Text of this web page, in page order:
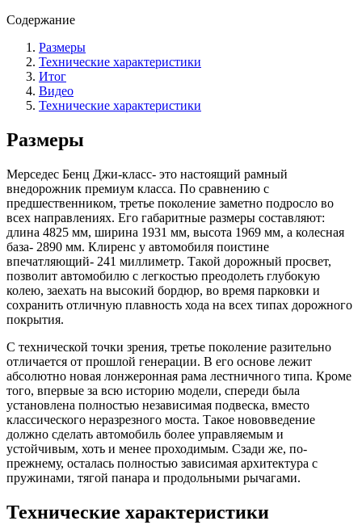
Содержание
Размеры
Технические характеристики
Итог
Видео
Технические характеристики
Размеры
Мерседес Бенц Джи-класс- это настоящий рамный
внедорожник премиум класса. По сравнению с
предшественником, третье поколение заметно подросло во
всех направлениях. Его габаритные размеры составляют:
длина 4825 мм, ширина 1931 мм, высота 1969 мм, а колесная
база- 2890 мм. Клиренс у автомобиля поистине
впечатляющий- 241 миллиметр. Такой дорожный просвет,
позволит автомобилю с легкостью преодолеть глубокую
колею, заехать на высокий бордюр, во время парковки и
сохранить отличную плавность хода на всех типах дорожного
покрытия.
С технической точки зрения, третье поколение разительно
отличается от прошлой генерации. В его основе лежит
абсолютно новая лонжеронная рама лестничного типа. Кроме
того, впервые за всю историю модели, спереди была
установлена полностью независимая подвеска, вместо
классического неразрезного моста. Такое нововведение
должно сделать автомобиль более управляемым и
устойчивым, хоть и менее проходимым. Сзади же, по-
прежнему, осталась полностью зависимая архитектура с
пружинами, тягой панара и продольными рычагами.
Технические характеристики